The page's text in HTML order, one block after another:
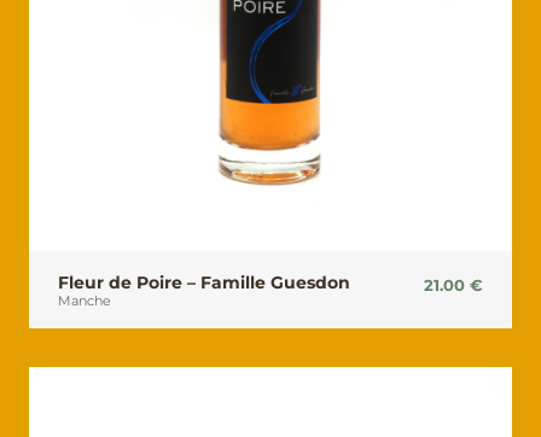
Fleur de Poire – Famille Guesdon
Manche
21.00 €